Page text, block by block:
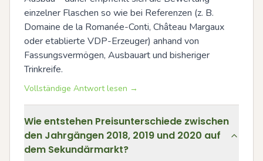
einzelner Flaschen so wie bei Referenzen (z. B.
Domaine de la Romanée-Conti, Château Margaux
oder etablierte VDP-Erzeuger) anhand von
Fassungsvermögen, Ausbauart und bisheriger
Trinkreife.
Vollständige Antwort lesen →
Wie entstehen Preisunterschiede zwischen
den Jahrgängen 2018, 2019 und 2020 auf
dem Sekundärmarkt?